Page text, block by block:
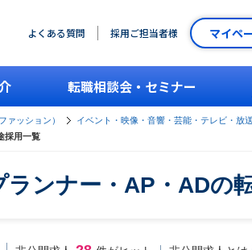
よくある質問 採用ご担当者様 マイペ
転職相談会・セミナー
ァッション）
イベント・映像・音響・芸能・テレビ・放送
採用一覧
ンナー・AP・ADの